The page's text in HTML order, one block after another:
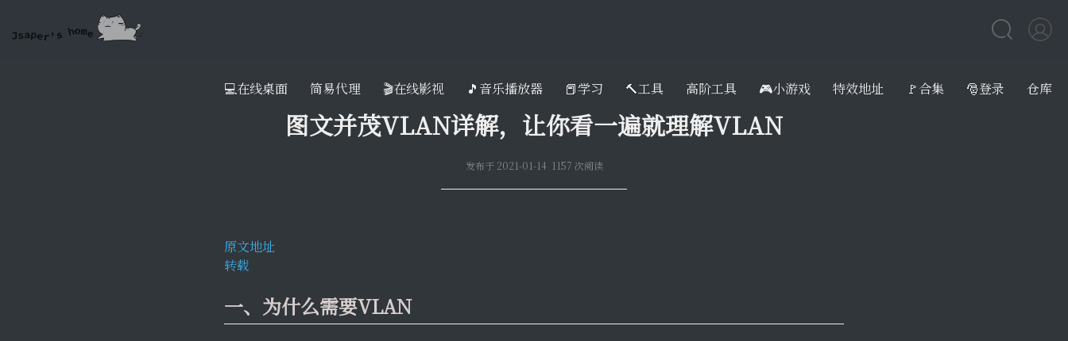
💻在线桌面 简易代理 🎬在线影视 🎵音乐播放器 📕学习 🔨工具 高阶工具 🎮小游戏 特效地址 🚩合集 🎅登录 仓库
图文并茂VLAN详解，让你看一遍就理解VLAN
发布于 2021-01-14 1157 次阅读
原文地址
转载
一、为什么需要VLAN